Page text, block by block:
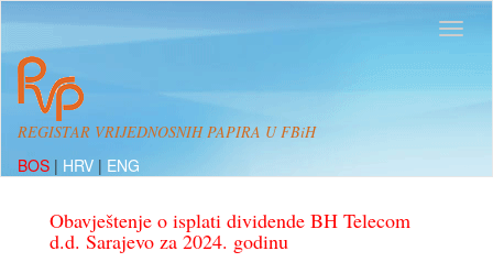
REGISTAR VRIJEDNOSNIH PAPIRA U FBiH
BOS | HRV | ENG
Obavještenje o isplati dividende BH Telecom
d.d. Sarajevo za 2024. godinu